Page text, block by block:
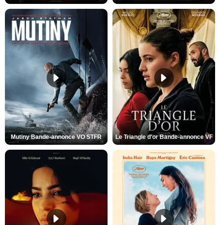
Mutiny Bande-annonce VO STFR Le Triangle d'or Bande-annonce VF